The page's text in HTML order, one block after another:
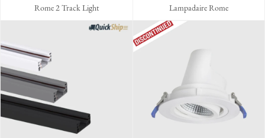
Rome 2 Track Light Lampadaire Rome